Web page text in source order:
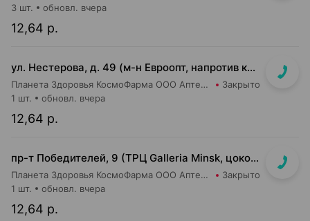
12,64 р.
3 шт. обновл. вчера
ул. Нестерова, д. 49 (м-н Евроопт, напротив касс)
Планета Здоровья КосмоФарма ООО Аптека №5 Закрыто
12,64 р.
1 шт. обновл. вчера
пр-т Победителей, 9 (ТРЦ Galleria Minsk, цокольный (-1) этаж)
Планета Здоровья КосмоФарма ООО Аптека №24 Закрыто
12,64 р.
1 шт. обновл. вчера